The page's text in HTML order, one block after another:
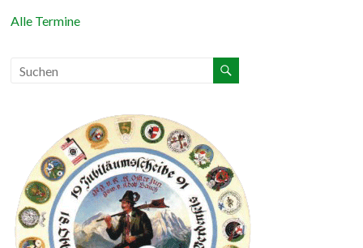
Alle Termine